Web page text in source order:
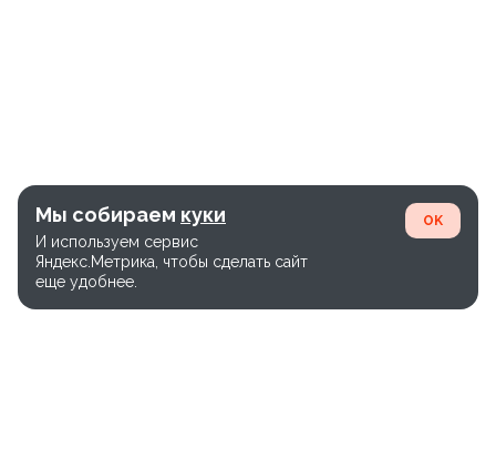
Мы собираем куки
И используем сервис
Яндекс.Метрика, чтобы сделать сайт
еще удобнее.
OK